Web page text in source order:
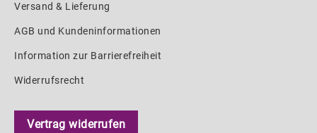
Versand & Lieferung
AGB und Kundeninformationen
Information zur Barrierefreiheit
Widerrufsrecht
Vertrag widerrufen